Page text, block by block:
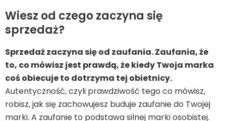
Wiesz od czego zaczyna się
sprzedaż?
Sprzedaż zaczyna się od zaufania. Zaufania, że
to, co mówisz jest prawdą, że kiedy Twoja marka
coś obiecuje to dotrzyma tej obietnicy.
Autentyczność, czyli prawdziwość tego co mówisz,
robisz, jak się zachowujesz buduje zaufanie do Twojej
marki. A zaufanie to podstawa silnej marki osobistej.